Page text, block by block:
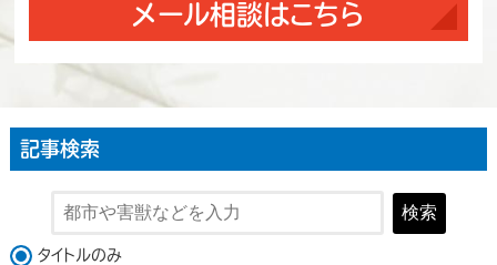
メール相談はこちら
記事検索
検索
検索対象
タイトルのみ